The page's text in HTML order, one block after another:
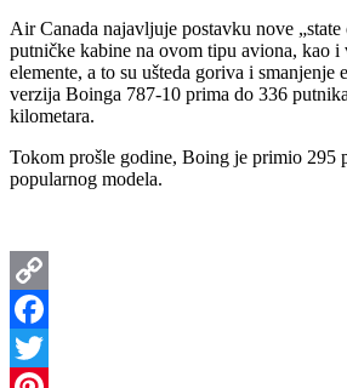
Air Canada najavljuje postavku nove
putničke kabine na ovom tipu aviona, kao i
elemente, a to su ušteda goriva i smanjenje
verzija Boinga 787-10 prima do 336
kilometara.
Tokom prošle godine, Boing je primio 295
popularnog modela.
Copy
Link
Facebook